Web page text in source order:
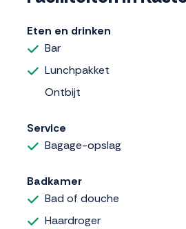
Eten en drinken
Bar
Lunchpakket
Ontbijt
Service
Bagage-opslag
Badkamer
Bad of douche
Haardroger